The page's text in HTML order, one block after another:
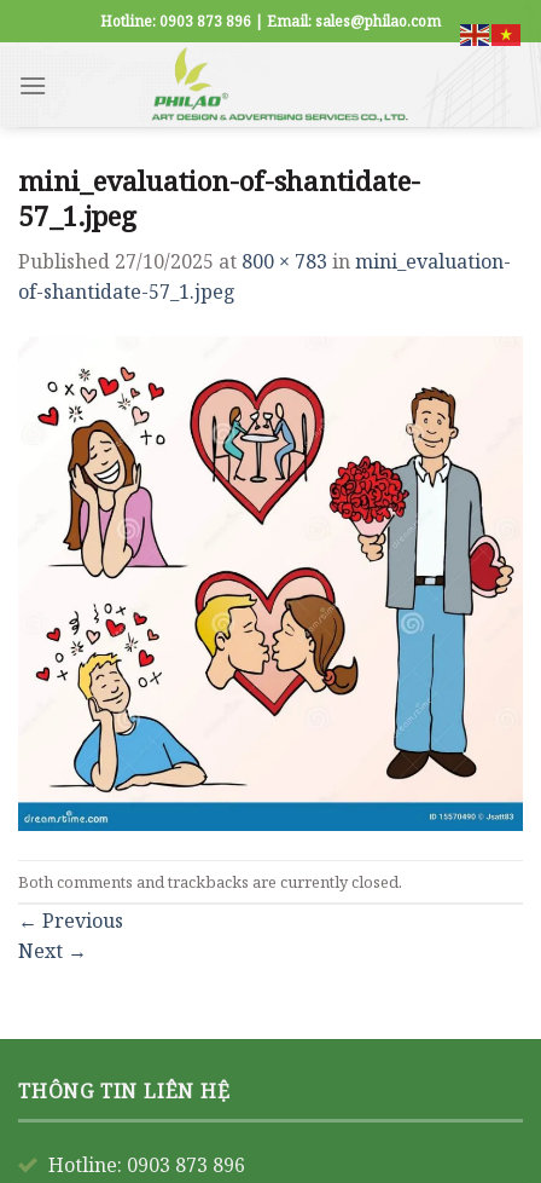
to
content
Hotline: 0903 873 896 | Email: sales@philao.com
mini_evaluation-of-shantidate-
57_1.jpeg
Published 27/10/2025 at 800 × 783 inmini_evaluation-
of-shantidate-57_1.jpeg
Both comments and trackbacks are currently closed.
← Previous
Next →
THÔNG TIN LIÊN HỆ
Hotline: 0903 873 896